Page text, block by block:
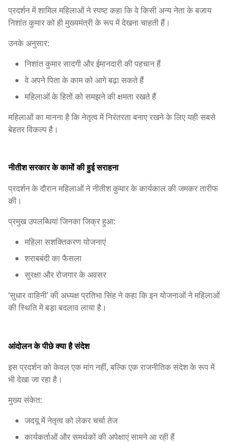
प्रदर्शन में शामिल महिलाओं ने स्पष्ट कहा कि वे किसी अन्य नेता के बजाय
निशांत कुमार को ही मुख्यमंत्री के रूप में देखना चाहती हैं।
उनके अनुसार:
निशांत कुमार सादगी और ईमानदारी की पहचान हैं
वे अपने पिता के काम को आगे बढ़ा सकते हैं
महिलाओं के हितों को समझने की क्षमता रखते हैं
महिलाओं का मानना है कि नेतृत्व में निरंतरता बनाए रखने के लिए यही सबसे
बेहतर विकल्प है।
नीतीश सरकार के कामों की हुई सराहना
प्रदर्शन के दौरान महिलाओं ने नीतीश कुमार के कार्यकाल की जमकर तारीफ
की।
प्रमुख उपलब्धियां जिनका जिक्र हुआ:
महिला सशक्तिकरण योजनाएं
शराबबंदी का फैसला
सुरक्षा और रोजगार के अवसर
‘सुधार वाहिनी’ की अध्यक्ष प्रतिभा सिंह ने कहा कि इन योजनाओं ने महिलाओं
की स्थिति में बड़ा बदलाव लाया है।
आंदोलन के पीछे क्या है संदेश
इस प्रदर्शन को केवल एक मांग नहीं, बल्कि एक राजनीतिक संदेश के रूप में
भी देखा जा रहा है।
मुख्य संकेत:
जदयू में नेतृत्व को लेकर चर्चा तेज
कार्यकर्ताओं और समर्थकों की अपेक्षाएं सामने आ रही हैं